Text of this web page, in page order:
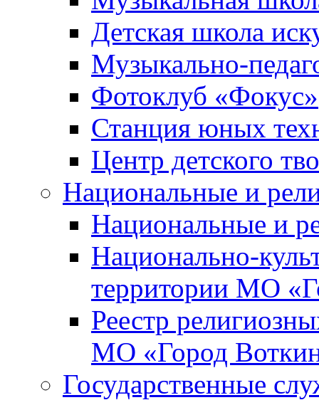
Детская школа
Музыкально-
Фотоклуб «Фокус»
Станция юных
Центр детского
Национальные и
Национальные и
Национально-
территории МО
Реестр
МО «Город
Государственные